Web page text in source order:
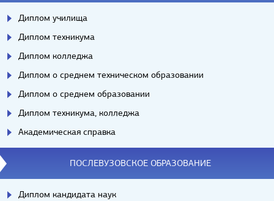
Диплом училища
Диплом техникума
Диплом колледжа
Диплом о среднем техническом образовании
Диплом о среднем образовании
Диплом техникума, колледжа
Академическая справка
ПОСЛЕВУЗОВСКОЕ ОБРАЗОВАНИЕ
Диплом кандидата наук